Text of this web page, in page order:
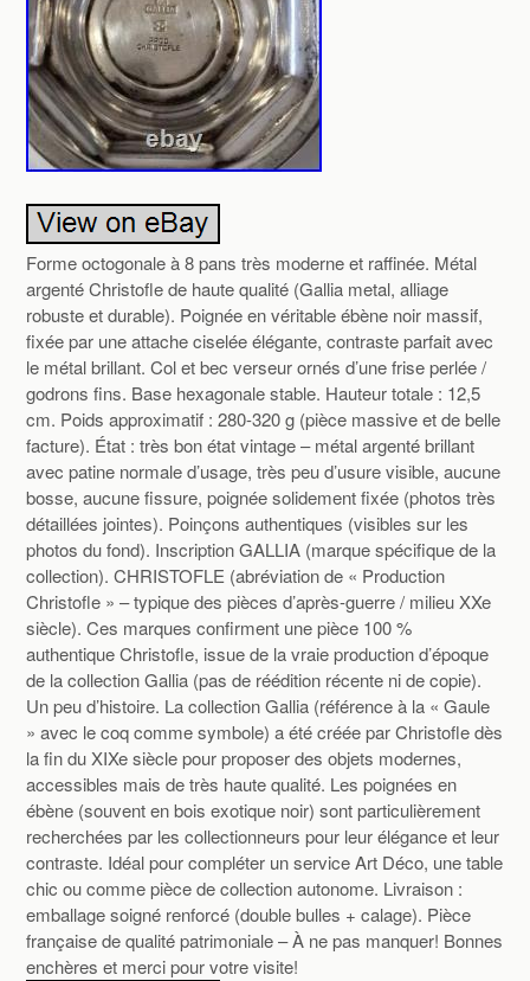
Forme octogonale à 8 pans très moderne et raffinée. Métal
argenté Christofle de haute qualité (Gallia metal, alliage
robuste et durable). Poignée en véritable ébène noir massif,
fixée par une attache ciselée élégante, contraste parfait avec
le métal brillant. Col et bec verseur ornés d’une frise perlée /
godrons fins. Base hexagonale stable. Hauteur totale : 12,5
cm. Poids approximatif : 280-320 g (pièce massive et de belle
facture). État : très bon état vintage – métal argenté brillant
avec patine normale d’usage, très peu d’usure visible, aucune
bosse, aucune fissure, poignée solidement fixée (photos très
détaillées jointes). Poinçons authentiques (visibles sur les
photos du fond). Inscription GALLIA (marque spécifique de la
collection). CHRISTOFLE (abréviation de « Production
Christofle » – typique des pièces d’après-guerre / milieu XXe
siècle). Ces marques confirment une pièce 100 %
authentique Christofle, issue de la vraie production d’époque
de la collection Gallia (pas de réédition récente ni de copie).
Un peu d’histoire. La collection Gallia (référence à la « Gaule
» avec le coq comme symbole) a été créée par Christofle dès
la fin du XIXe siècle pour proposer des objets modernes,
accessibles mais de très haute qualité. Les poignées en
ébène (souvent en bois exotique noir) sont particulièrement
recherchées par les collectionneurs pour leur élégance et leur
contraste. Idéal pour compléter un service Art Déco, une table
chic ou comme pièce de collection autonome. Livraison :
emballage soigné renforcé (double bulles + calage). Pièce
française de qualité patrimoniale – À ne pas manquer! Bonnes
enchères et merci pour votre visite!